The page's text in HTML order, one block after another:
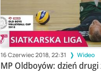
16 Czerwiec 2018, 22:31 Wideo
MP Oldboyów: dzień drugi